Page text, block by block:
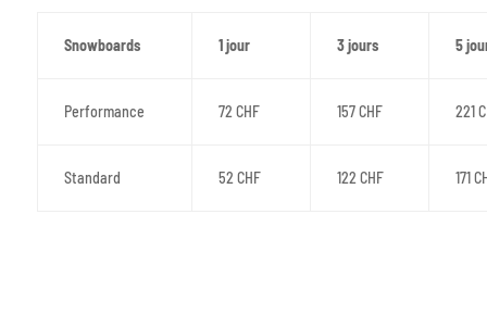
Snowboards 1 jour 3 jours 5
Performance 72 CHF 157 CHF 221
Standard 52 CHF 122 CHF 171